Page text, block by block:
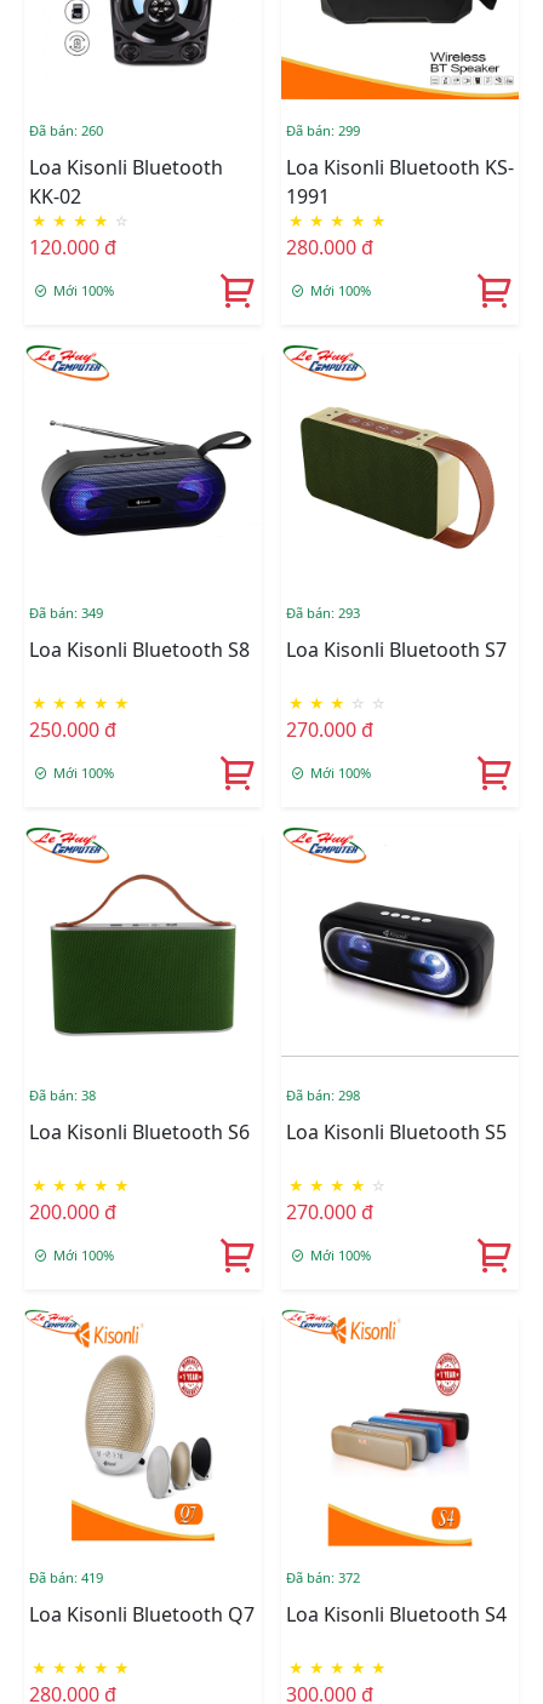
Đã bán: 260
Loa Kisonli Bluetooth
KK-02
★ ★ ★ ★ ☆
120.000 đ
Mới 100%
Đã bán: 299
Loa Kisonli Bluetooth KS-
1991
★ ★ ★ ★ ★
280.000 đ
Mới 100%
Đã bán: 349
Loa Kisonli Bluetooth S8
★ ★ ★ ★ ★
250.000 đ
Mới 100%
Đã bán: 293
Loa Kisonli Bluetooth S7
★ ★ ★ ☆ ☆
270.000 đ
Mới 100%
Đã bán: 38
Loa Kisonli Bluetooth S6
★ ★ ★ ★ ★
200.000 đ
Mới 100%
Đã bán: 298
Loa Kisonli Bluetooth S5
★ ★ ★ ★ ☆
270.000 đ
Mới 100%
Đã bán: 419
Loa Kisonli Bluetooth Q7
★ ★ ★ ★ ★
280.000 đ
Đã bán: 372
Loa Kisonli Bluetooth S4
★ ★ ★ ★ ★
300.000 đ